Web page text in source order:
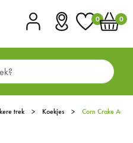
0 0
trek Koekjes Corn Crake